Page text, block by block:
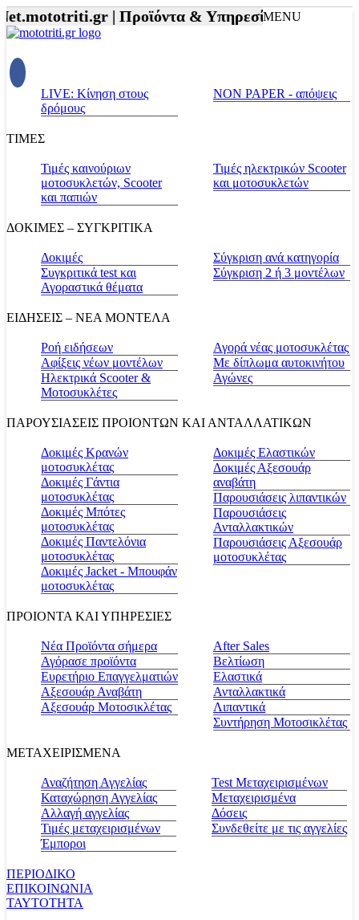
| Προϊόντα & Υπηρεσίες |Αξεσουάρ
MENU
LIVE: Κίνηση στους
δρόμους
NON PAPER - απόψεις
ΤΙΜΕΣ
Τιμές καινούριων
μοτοσυκλετών, Scooter
και παπιών
Τιμές ηλεκτρικών Scooter
και μοτοσυκλετών
ΔΟΚΙΜΕΣ – ΣΥΓΚΡΙΤΙΚΑ
Δοκιμές
Συγκριτικά test και
Αγοραστικά θέματα
Σύγκριση ανά κατηγορία
Σύγκριση 2 ή 3 μοντέλων
ΕΙΔΗΣΕΙΣ – ΝΕΑ ΜΟΝΤΕΛΑ
Ροή ειδήσεων
Αφίξεις νέων μοντέλων
Ηλεκτρικά Scooter &
Μοτοσυκλέτες
Αγορά νέας μοτοσυκλέτας
Με δίπλωμα αυτοκινήτου
Αγώνες
ΠΑΡΟΥΣΙΑΣΕΙΣ ΠΡΟΙΟΝΤΩΝ ΚΑΙ ΑΝΤΑΛΛΑΤΙΚΩΝ
Δοκιμές Κρανών
μοτοσυκλέτας
Δοκιμές Γάντια
μοτοσυκλέτας
Δοκιμές Μπότες
μοτοσυκλέτας
Δοκιμές Παντελόνια
μοτοσυκλέτας
Δοκιμές Jacket - Μπουφάν
μοτοσυκλέτας
Δοκιμές Ελαστικών
Δοκιμές Αξεσουάρ
αναβάτη
Παρουσιάσεις λιπαντικών
Παρουσιάσεις
Ανταλλακτικών
Παρουσιάσεις Αξεσουάρ
μοτοσυκλέτας
ΠΡΟΙΟΝΤΑ ΚΑΙ ΥΠΗΡΕΣΙΕΣ
Νέα Προϊόντα σήμερα
Αγόρασε προϊόντα
Ευρετήριο Επαγγελματιών
Αξεσουάρ Αναβάτη
Αξεσουάρ Μοτοσικλέτας
Αfter Sales
Βελτίωση
Ελαστικά
Ανταλλακτικά
Λιπαντικά
Συντήρηση Μοτοσικλέτας
ΜΕΤΑΧΕΙΡΙΣΜΕΝΑ
Αναζήτηση Αγγελίας
Καταχώρηση Αγγελίας
Αλλαγή αγγελίας
Τιμές μεταχειρισμένων
Έμποροι
Test Μεταχειρισμένων
Μεταχειρισμένα
Δόσεις
Συνδεθείτε με τις αγγελίες
ΠΕΡΙΟΔΙΚΟ
ΕΠΙΚΟΙΝΩΝΙΑ
ΤΑΥΤΟΤΗΤΑ